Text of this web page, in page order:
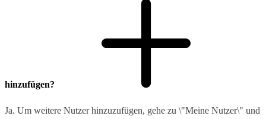
hinzufügen?
Ja. Um weitere Nutzer hinzuzufügen, gehe zu \"Meine Nutzer\" und